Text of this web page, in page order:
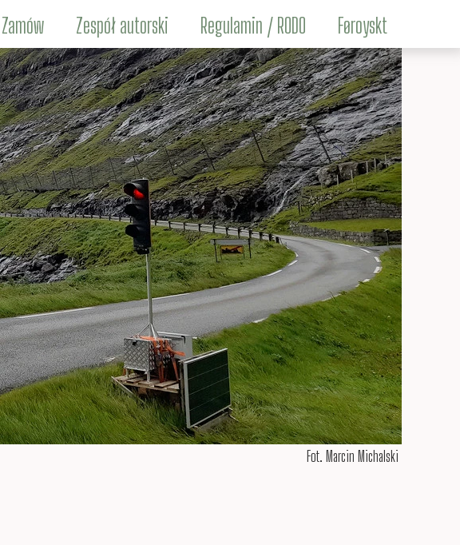
Zamów Zespół autorski
Maciej Brencz
Kinga Eysturland
Marcin Jakubowski
Łukasz Łach
Marcin Michalski
Regulamin / RODO Føroyskt
Fot. Marcin Michalski